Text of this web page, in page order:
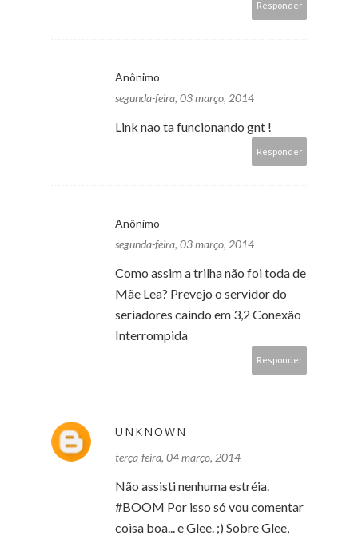
Responder
Anônimo
segunda-feira, 03 março, 2014
Link nao ta funcionando gnt !
Responder
Anônimo
segunda-feira, 03 março, 2014
Como assim a trilha não foi toda de
Mãe Lea? Prevejo o servidor do
seriadores caindo em 3,2 Conexão
Interrompida
Responder
UNKNOWN
terça-feira, 04 março, 2014
Não assisti nenhuma estréia.
#BOOM Por isso só vou comentar
coisa boa... e Glee. ;) Sobre Glee,